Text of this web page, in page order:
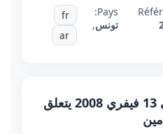
Pays:
تونس,
fr
ar
قانون عدد 8 مؤرخ في 13 فيفري 2008 يتعلق